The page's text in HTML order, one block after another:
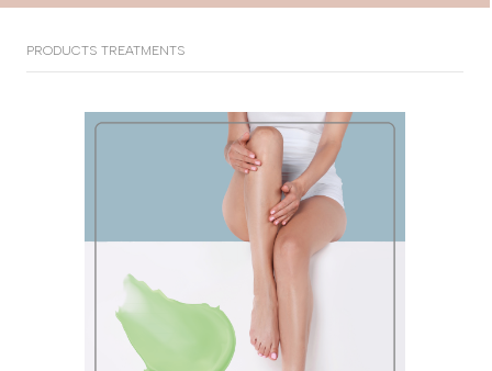
PRODUCTS TREATMENTS